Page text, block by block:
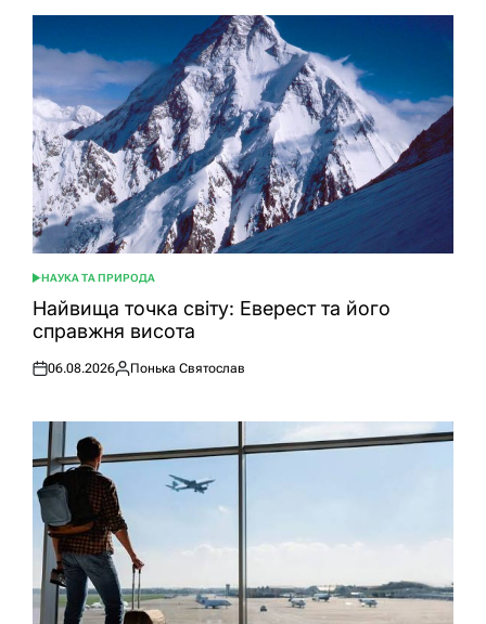
ОПУБЛІКУВАТИ
У
НАУКА ТА ПРИРОДА
Найвища точка світу: Еверест та його
справжня висота
Оприлюднено
06.08.2026
Опубліковано
Понька Святослав